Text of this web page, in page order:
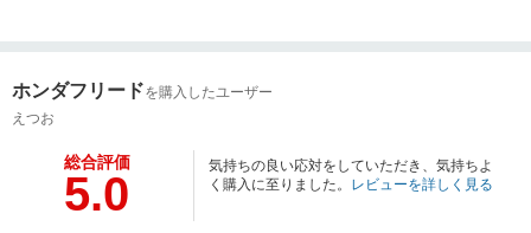
ホンダフリードを購入したユーザー
えつお
総合評価
5.0
気持ちの良い応対をしていただき、気持ちよ
く購入に至りました。 レビューを詳しく見る